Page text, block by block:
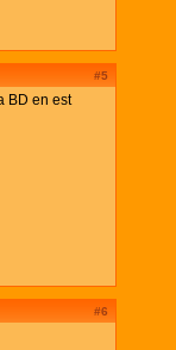
#5
BD en est
#6